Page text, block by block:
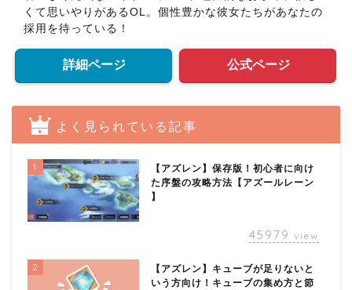
くて思いやりがあるOL。個性豊かな彼女たちがあなたの
採用を待っている！
詳細ページ 公式ページ
よく見られている記事
1
【アズレン】保存版！初心者に向け
た序盤の攻略方法【アズールレーン
】
45979 view
2
【アズレン】キューブが足りないと
いう方向け！キューブの集め方と節